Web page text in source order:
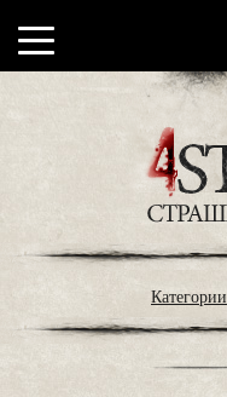
Категории